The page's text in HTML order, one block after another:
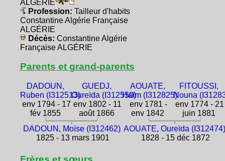
ALGÉRIE
Profession: Tailleur d'habits
Constantine Algérie Française
ALGÉRIE
Décès: Constantine Algérie
Française ALGÉRIE
Parents et grand-parents
DADOUN,
Ruben (I312513)
env 1794 - 17
fév 1855
GUEDJ,
Oureïda (I312550)
env 1802 - 11
août 1866
AOUATE,
Haïm (I312825)
env 1781 -
env 1842
FITOUSSI,
Nouna
env 1774 - 21
juin 1881
DADOUN, Moïse (I312462)
1825 - 13 mars 1901
AOUATE, Oureïda
1828 - 15 déc 1872